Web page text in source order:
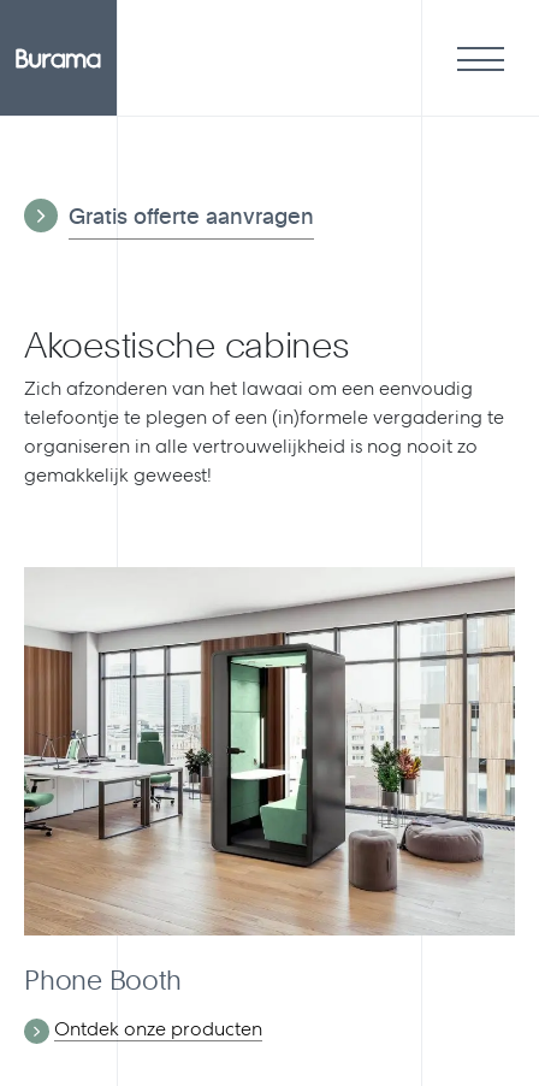
Gratis offerte aanvragen
Akoestische cabines
Zich afzonderen van het lawaai om een eenvoudig
telefoontje te plegen of een (in)formele vergadering te
organiseren in alle vertrouwelijkheid is nog nooit zo
gemakkelijk geweest!
Phone Booth
Ontdek onze producten